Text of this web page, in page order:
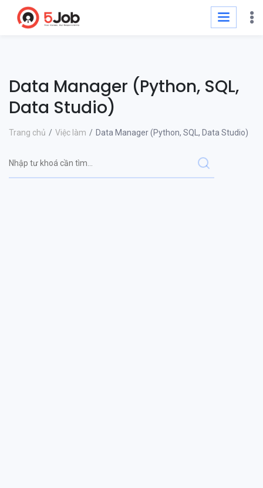
Data Manager (Python, SQL,
Data Studio)
Trang chủ Việc làm Data Manager (Python, SQL, Data Studio)